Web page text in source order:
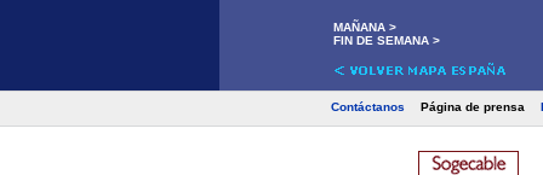
MAÑANA >
FIN DE SEMANA >
Contáctanos Página de prensa